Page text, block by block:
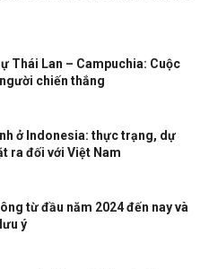
Thái Lan – Campuchia: Cuộc
chiến thắng
ở Indonesia: thực trạng, dự
ra đối với Việt Nam
từ đầu năm 2024 đến nay và
ý